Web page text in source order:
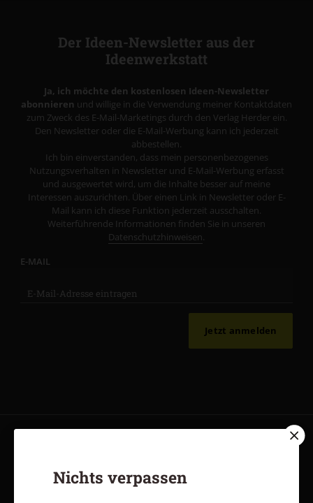
Der Ideen-Newsletter aus der
Ideenwerkstatt
Ja, ich möchte den kostenlosen Ideen-Newsletter
abonnieren und willige in die Verwendung meiner Kontaktdaten
zum Zweck des E-Mail-Marketings durch den Verlag Herder ein.
Den Newsletter oder die E-Mail-Werbung kann ich jederzeit
abbestellen.
Ich bin einverstanden, dass mein personenbezogenes
Nutzungsverhalten in Newsletter und E-Mail-Werbung erfasst
und ausgewertet wird, um die Inhalte besser auf meine
Interessen auszurichten. Über einen Link in Newsletter oder E-
Mail kann ich diese Funktion jederzeit ausschalten.
Weiterführende Informationen finden Sie in unseren
Datenschutzhinweisen.
E-MAIL
Jetzt anmelden
Nichts verpassen